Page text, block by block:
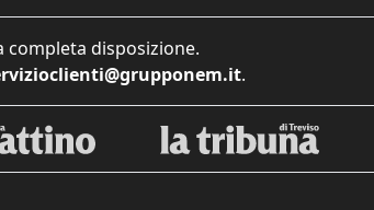
completa disposizione.
.